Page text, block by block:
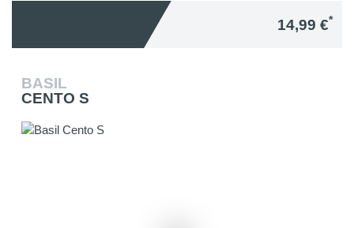
14,99 €*
BASIL
CENTO S